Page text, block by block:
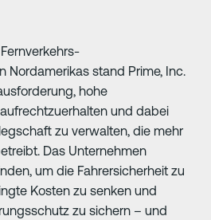
Nordamerikas stand Prime, Inc.
hohe
und dabei
zu verwalten, die mehr
Das Unternehmen
um die Fahrersicherheit zu
Kosten zu senken und
zu sichern – und